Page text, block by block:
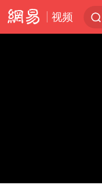
视频
Play